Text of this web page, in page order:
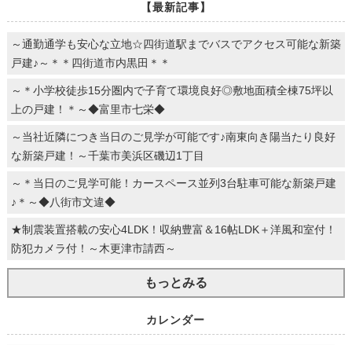
【最新記事】
～通勤通学も安心な立地☆四街道駅までバスでアクセス可能な新築
戸建♪～＊＊四街道市内黒田＊＊
～＊小学校徒歩15分圏内で子育て環境良好◎敷地面積全棟75坪以
上の戸建！＊～◆富里市七栄◆
～当社近隣につき当日のご見学が可能です♪南東向き陽当たり良好
な新築戸建！～千葉市美浜区磯辺1丁目
～＊当日のご見学可能！カースペース並列3台駐車可能な新築戸建
♪＊～◆八街市文違◆
★制震装置搭載の安心4LDK！収納豊富＆16帖LDK＋洋風和室付！
防犯カメラ付！～木更津市請西～
もっとみる
カレンダー